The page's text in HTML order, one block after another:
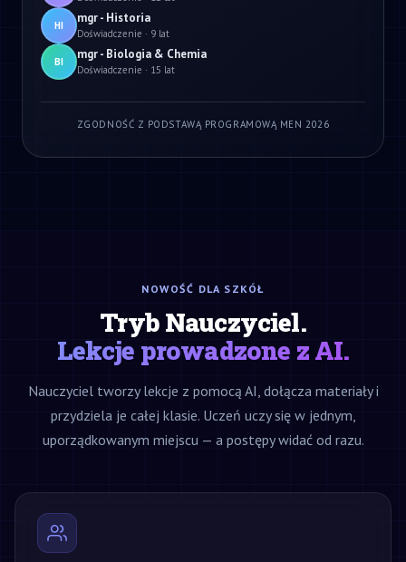
HI mgr - Historia
Doświadczenie · 9 lat
BI mgr - Biologia & Chemia
Doświadczenie · 15 lat
ZGODNOŚĆ Z PODSTAWĄ PROGRAMOWĄ MEN 2026
NOWOŚĆ DLA SZKÓŁ
Tryb Nauczyciel.
Lekcje prowadzone z AI.
Nauczyciel tworzy lekcje z pomocą AI, dołącza materiały i
przydziela je całej klasie. Uczeń uczy się w jednym,
uporządkowanym miejscu — a postępy widać od razu.